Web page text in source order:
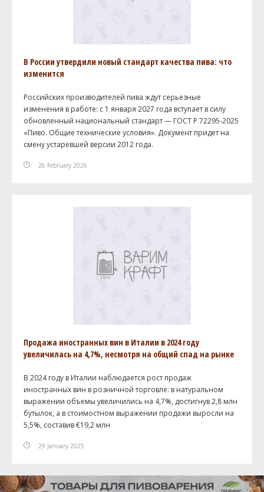
В России утвердили новый стандарт качества пива: что
изменится
Российских производителей пива ждут серьезные
изменения в работе: с 1 января 2027 года вступает в силу
обновленный национальный стандарт — ГОСТ Р 72295-2025
«Пиво. Общие технические условия». Документ придет на
смену устаревшей версии 2012 года.
26 February 2026
Продажа иностранных вин в Италии в 2024 году
увеличилась на 4,7%, несмотря на общий спад на рынке
В 2024 году в Италии наблюдается рост продаж
иностранных вин в розничной торговле: в натуральном
выражении объемы увеличились на 4,7%, достигнув 2,8 млн
бутылок, а в стоимостном выражении продажи выросли на
5,5%, составив €19,2 млн
29 January 2025